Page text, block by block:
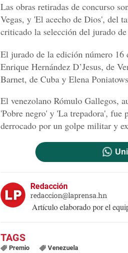
Las obras retiradas de concurso
Vegas, y 'El acecho de Dios', del
criticado la selección del jurado de
El jurado de la edición número
Enrique Hernández D’Jesus, de
Barnet, de Cuba y Elena
El venezolano Rómulo Gallegos,
'Pobre negro' y 'La trepadora', fue
derrocado por un golpe militar y
Redacción
redaccion@laprensa.hn
Artículo elaborado por el
Premio Venezuela